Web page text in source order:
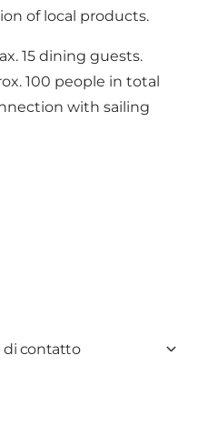
of local products.
15 dining guests.
100 people in total
with sailing
di contatto